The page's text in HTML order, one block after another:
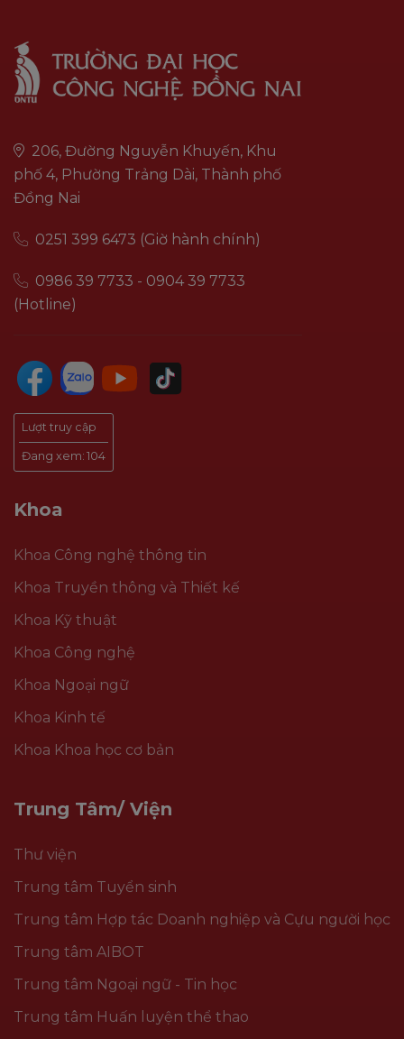
206, Đường Nguyễn Khuyến, Khu
phố 4, Phường Trảng Dài, Thành phố
Đồng Nai
0251 399 6473 (Giờ hành chính)
0986 39 7733 - 0904 39 7733
(Hotline)
Lượt truy cập
Đang xem: 104
Khoa
Khoa Công nghệ thông tin
Khoa Truyền thông và Thiết kế
Khoa Kỹ thuật
Khoa Công nghệ
Khoa Ngoại ngữ
Khoa Kinh tế
Khoa Khoa học cơ bản
Trung Tâm/ Viện
Thư viện
Trung tâm Tuyển sinh
Trung tâm Hợp tác Doanh nghiệp và Cựu người học
Trung tâm AIBOT
Trung tâm Ngoại ngữ - Tin học
Trung tâm Huấn luyện thể thao